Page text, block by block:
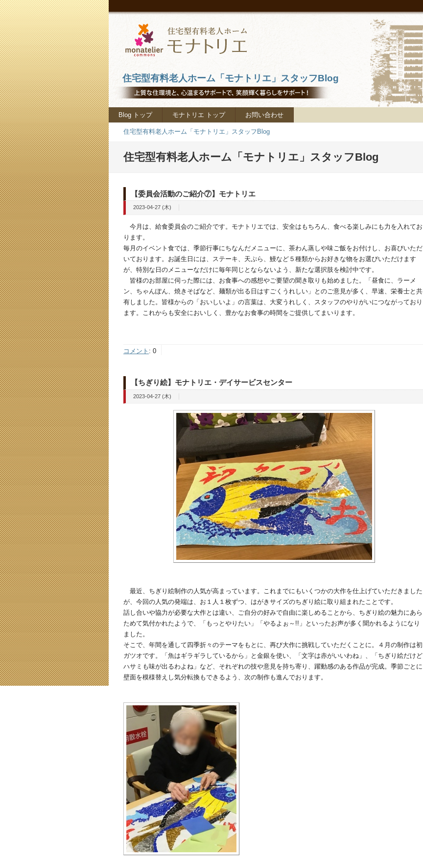
住宅型有料老人ホーム「モナトリエ」スタッフBlog
Blog トップ モナトリエ トップ お問い合わせ
住宅型有料老人ホーム「モナトリエ」スタッフBlog
住宅型有料老人ホーム「モナトリエ」スタッフBlog
【委員会活動のご紹介⑦】モナトリエ
2023-04-27 (木)
今月は、給食委員会のご紹介です。モナトリエでは、安全はもちろん、食べる楽しみにも力を入れてお
ります。
毎月のイベント食では、季節行事にちなんだメニューに、茶わん蒸しや味ご飯をお付けし、お喜びいただ
いております。お誕生日には、ステーキ、天ぷら、鰻など５種類からお好きな物をお選びいただけます
が、特別な日のメニューなだけに毎年同じとならないよう、新たな選択肢を検討中です。
皆様のお部屋に伺った際には、お食事への感想やご要望の聞き取りも始めました。「昼食に、ラーメ
ン、ちゃんぽん、焼きそばなど、麺類が出る日はすごくうれしい」とのご意見が多く、早速、栄養士と共
有しました。皆様からの「おいしいよ」の言葉は、大変うれしく、スタッフのやりがいにつながっており
ます。これからも安全においしく、豊かなお食事の時間をご提供してまいります。
コメント : 0
【ちぎり絵】モナトリエ・デイサービスセンター
2023-04-27 (木)
最近、ちぎり絵制作の人気が高まっています。これまでにもいくつかの大作を仕上げていただきました
が、今回の人気の発端は、お１人１枚ずつ、はがきサイズのちぎり絵に取り組まれたことです。
話し合いや協力が必要な大作とは違い、ご自分の好みで自由に楽しめることから、ちぎり絵の魅力にあら
ためて気付かれたようで、「もっとやりたい」「やるよぉ～!!」といったお声が多く聞かれるようになり
ました。
そこで、年間を通して四季折々のテーマをもとに、再び大作に挑戦していただくことに。４月の制作は初
ガツオです。「魚はギラギラしているから」と金銀を使い、「文字は赤がいいわね」、「ちぎり絵だけど
ハサミも味が出るわよね」など、それぞれの技や意見を持ち寄り、躍動感のある作品が完成。季節ごとに
壁面を模様替えし気分転換もできるよう、次の制作も進んでおります。